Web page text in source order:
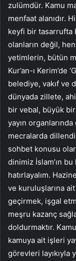
zulümdür. Kamu
menfaat alanıdır.
keyfi bir tasarrufta
olanların değil,
yetimlerin, bütün
Kur’an-ı Kerim’de
belediye, vakıf ve
dünyada zillete,
bir vebal, büyük bir
yayın
mecralarda
sohbet konusu
dinimiz İslam’ın
hatırlayalım.
ve kuruluşlarına
geçirmek, işgal
meşru kazanç
doldurmaktır.
kamuya ait işleri
görevleri layıkıyla